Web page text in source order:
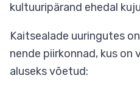
kultuuripärand ehedal
Kaitsealade uuringutes
nende piirkonnad, kus
aluseks võetud: